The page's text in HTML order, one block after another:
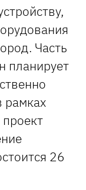
Часть
планирует
рамках
26